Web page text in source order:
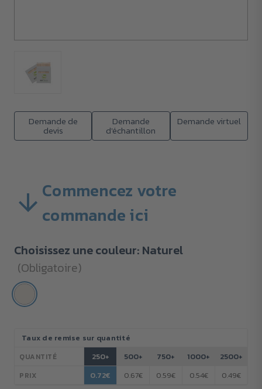
Demande de
devis
Demande
d'échantillon
Demande virtuel
Commencez votre
commande ici
Choisissez une couleur: Naturel
(Obligatoire)
Stock
actuel :
Taux de remise sur quantité
QUANTITÉ
PRIX
250+
0.72€
500+
0.67€
750+
0.59€
1000+
0.54€
2500+
0.49€